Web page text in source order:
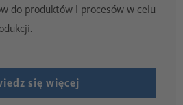
do produktów i procesów w celu
się więcej